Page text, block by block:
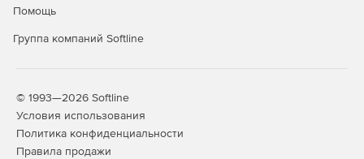
Помощь
Группа компаний Softline
© 1993—2026 Softline
Условия использования
Политика конфиденциальности
Правила продажи